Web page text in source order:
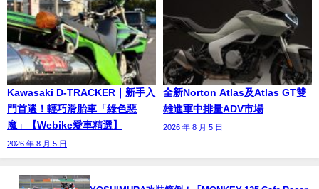
Kawasaki D-TRACKER｜新手入
門首選！輕巧滑胎車「綠色惡
魔」【Webike愛車精選】
2026 年 8 月 5 日
全新Norton Atlas及Atlas GT雙
雄進軍中排量ADV市場
2026 年 8 月 5 日